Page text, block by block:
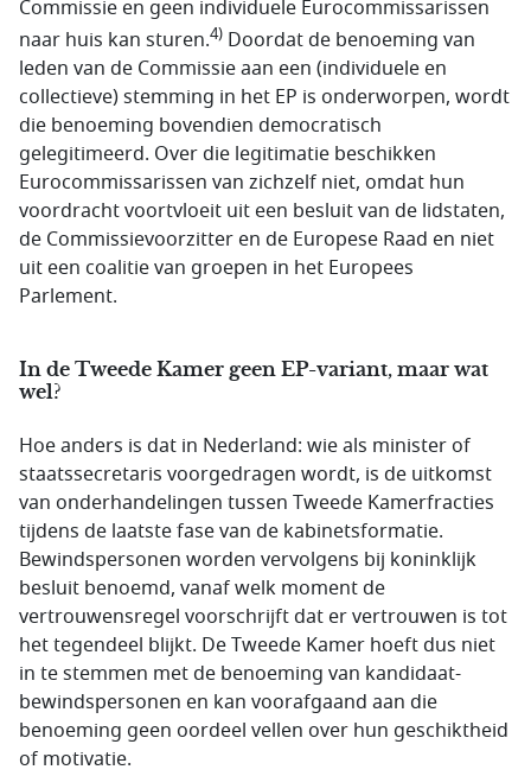
Commissie en geen individuele Eurocommissarissen
naar huis kan sturen.4) Doordat de benoeming van
leden van de Commissie aan een (individuele en
collectieve) stemming in het EP is onderworpen, wordt
die benoeming bovendien democratisch
gelegitimeerd. Over die legitimatie beschikken
Eurocommissarissen van zichzelf niet, omdat hun
voordracht voortvloeit uit een besluit van de lidstaten,
de Commissievoorzitter en de Europese Raad en niet
uit een coalitie van groepen in het Europees
Parlement.
In de Tweede Kamer geen EP-variant, maar wat
wel?
Hoe anders is dat in Nederland: wie als minister of
staatssecretaris voorgedragen wordt, is de uitkomst
van onderhandelingen tussen Tweede Kamerfracties
tijdens de laatste fase van de kabinetsformatie.
Bewindspersonen worden vervolgens bij koninklijk
besluit benoemd, vanaf welk moment de
vertrouwensregel voorschrijft dat er vertrouwen is tot
het tegendeel blijkt. De Tweede Kamer hoeft dus niet
in te stemmen met de benoeming van kandidaat-
bewindspersonen en kan voorafgaand aan die
benoeming geen oordeel vellen over hun geschiktheid
of motivatie.